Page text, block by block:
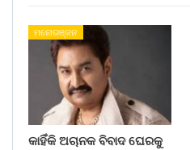
ମନୋରଞ୍ଜନ
କାହିଁକି ଅଚାନକ ବିବାଦ ଘେରକୁ